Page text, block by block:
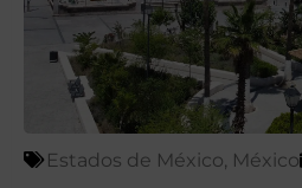
Estados de México, México